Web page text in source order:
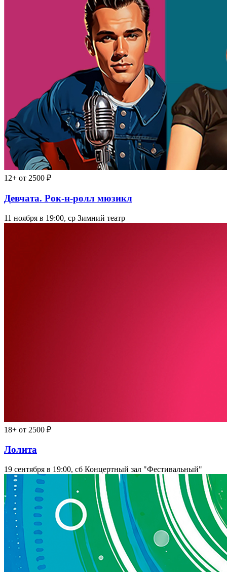
12+ от 2500 ₽
Девчата. Рок-н-ролл мюзикл
11 ноября в 19:00, ср Зимний театр
18+ от 2500 ₽
Лолита
19 сентября в 19:00, сб Концертный зал "Фестивальный"